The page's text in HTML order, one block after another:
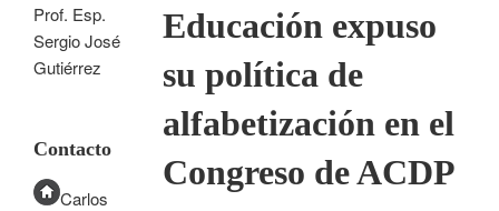
Educación expuso
su política de
alfabetización en el
Congreso de ACDP
Prof. Esp.
Sergio José
Gutiérrez
Contacto
Carlos